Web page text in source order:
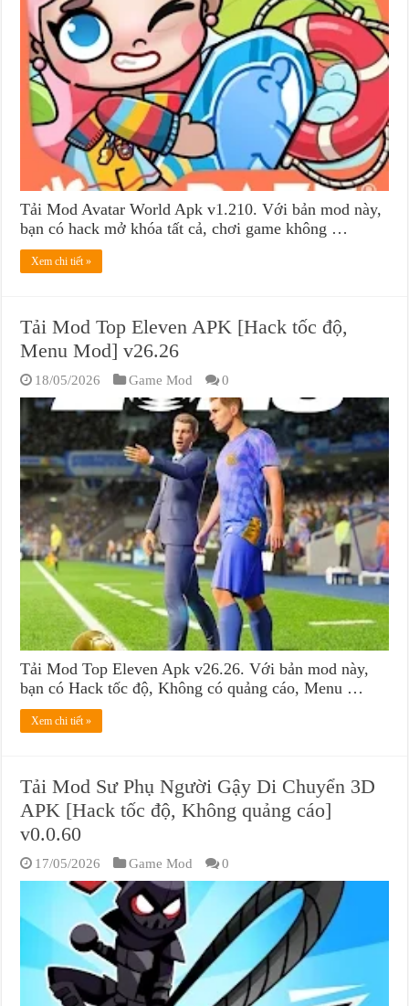
Tải Mod Avatar World Apk v1.210. Với bản mod này,
bạn có hack mở khóa tất cả, chơi game không …
Xem chi tiết »
Tải Mod Top Eleven APK [Hack tốc độ,
Menu Mod] v26.26
18/05/2026 Game Mod 0
Tải Mod Top Eleven Apk v26.26. Với bản mod này,
bạn có Hack tốc độ, Không có quảng cáo, Menu …
Xem chi tiết »
Tải Mod Sư Phụ Người Gậy Di Chuyển 3D
APK [Hack tốc độ, Không quảng cáo]
v0.0.60
17/05/2026 Game Mod 0